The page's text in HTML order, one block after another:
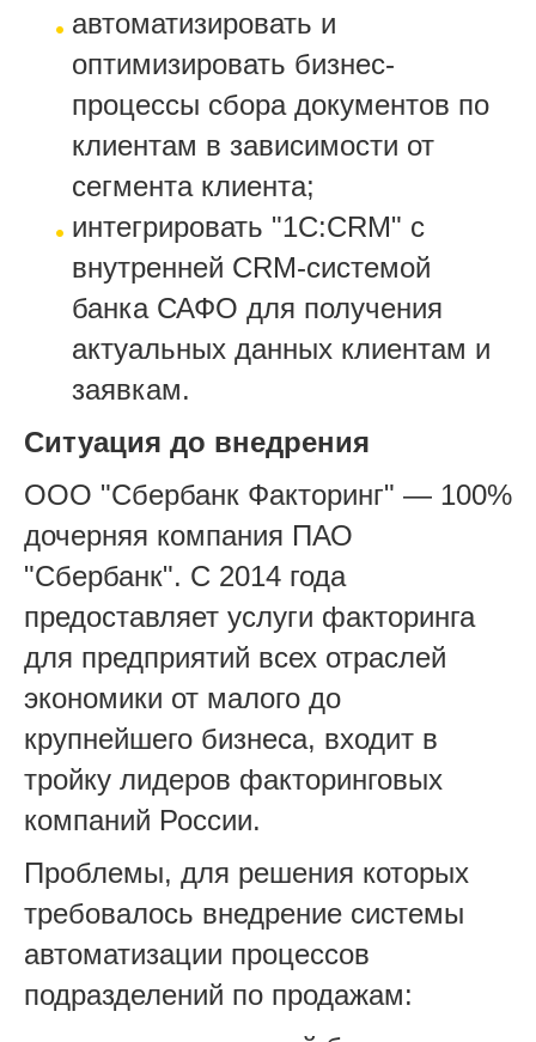
автоматизировать и
оптимизировать бизнес-
процессы сбора документов по
клиентам в зависимости от
сегмента клиента;
интегрировать "1С:CRM" с
внутренней CRM-системой
банка САФО для получения
актуальных данных клиентам и
заявкам.
Ситуация до внедрения
ООО "Сбербанк Факторинг" — 100%
дочерняя компания ПАО
"Сбербанк". С 2014 года
предоставляет услуги факторинга
для предприятий всех отраслей
экономики от малого до
крупнейшего бизнеса, входит в
тройку лидеров факторинговых
компаний России.
Проблемы, для решения которых
требовалось внедрение системы
автоматизации процессов
подразделений по продажам: